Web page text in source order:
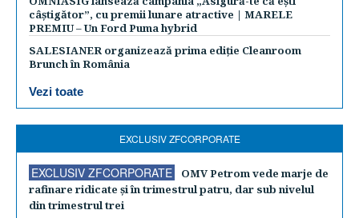
câștigător”, cu premii lunare atractive | MARELE
PREMIU – Un Ford Puma hybrid
SALESIANER organizează prima ediție Cleanroom
Brunch în România
Vezi toate
EXCLUSIV ZFCORPORATE
EXCLUSIV ZFCORPORATE
OMV Petrom vede marje de
rafinare ridicate şi în trimestrul patru, dar sub nivelul
din trimestrul trei